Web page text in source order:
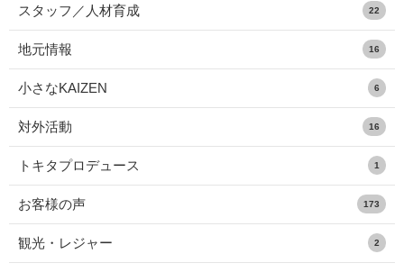
スタッフ／人材育成 22
地元情報 16
小さなKAIZEN 6
対外活動 16
トキタプロデュース 1
お客様の声 173
観光・レジャー 2